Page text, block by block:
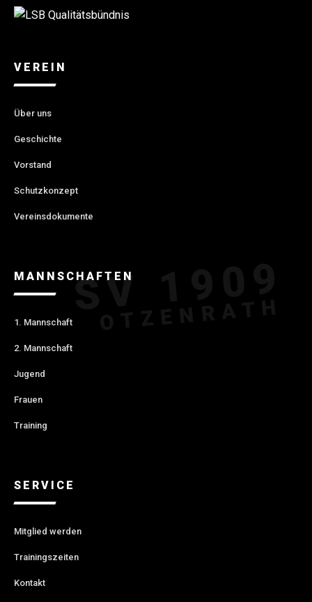
VEREIN
Über uns
Geschichte
Vorstand
Schutzkonzept
Vereinsdokumente
MANNSCHAFTEN
1. Mannschaft
2. Mannschaft
Jugend
Frauen
Training
SERVICE
Mitglied werden
Trainingszeiten
Kontakt